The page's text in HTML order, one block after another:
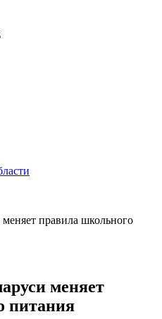
правила школьного
меняет
питания